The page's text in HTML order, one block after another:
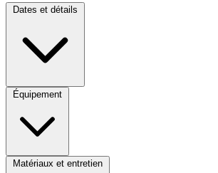
Dates et détails
Équipement
Matériaux et entretien